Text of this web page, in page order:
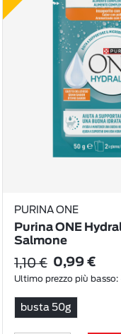
PURINA ONE
Purina ONE
Salmone
(29)
1,10 € 0,99 €
Ultimo prezzo più basso:
busta 50g